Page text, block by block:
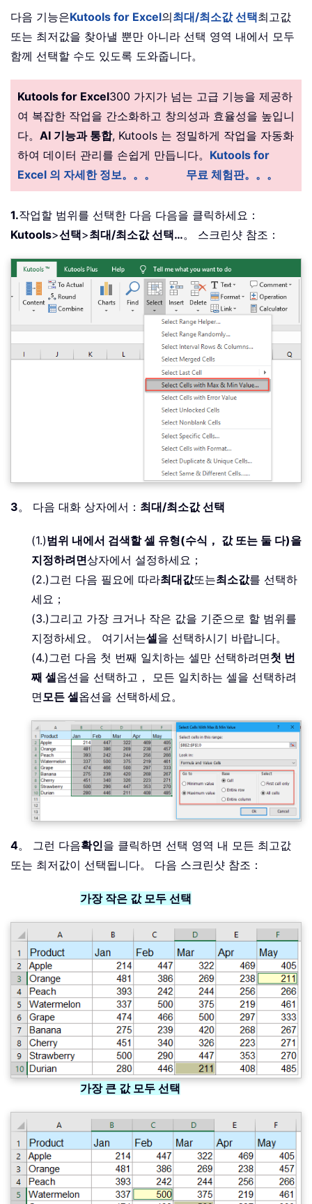
다음 기능은Kutools for Excel의최대/최소값 선택최고값
또는 최저값을 찾아낼 뿐만 아니라 선택 영역 내에서 모두
함께 선택할 수도 있도록 도와줍니다。
Kutools for Excel300 가지가 넘는 고급 기능을 제공하
여 복잡한 작업을 간소화하고 창의성과 효율성을 높입니
다。 AI 기능과 통합, Kutools 는 정밀하게 작업을 자동화
하여 데이터 관리를 손쉽게 만듭니다。 Kutools for
Excel 의 자세한 정보。。。
무료 체험판。。。
1.작업할 범위를 선택한 다음 다음을 클릭하세요：
Kutools>선택>최대/최소값 선택…。 스크린샷 참조：
3。 다음 대화 상자에서： 최대/최소값 선택
(1.)범위 내에서 검색할 셀 유형(수식， 값 또는 둘 다)을
지정하려면상자에서 설정하세요；
(2.)그런 다음 필요에 따라최대값또는최소값를 선택하
세요；
(3.)그리고 가장 크거나 작은 값을 기준으로 할 범위를
지정하세요。 여기서는셀을 선택하시기 바랍니다。
(4.)그런 다음 첫 번째 일치하는 셀만 선택하려면첫 번
째 셀옵션을 선택하고， 모든 일치하는 셀을 선택하려
면모든 셀옵션을 선택하세요。
4。 그런 다음확인을 클릭하면 선택 영역 내 모든 최고값
또는 최저값이 선택됩니다。 다음 스크린샷 참조：
가장 작은 값 모두 선택
가장 큰 값 모두 선택